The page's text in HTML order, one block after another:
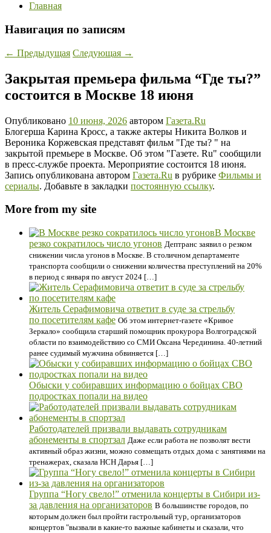
Главная
Навигация по записям
← Предыдущая Следующая →
Закрытая премьера фильма “Где ты?”
состоится в Москве 18 июня
Опубликовано 10 июня, 2026 автором Газета.Ru
Блогерша Карина Кросс, а также актеры Никита Волков и
Вероника Коржевская представят фильм "Где ты? " на
закрытой премьере в Москве. Об этом "Газете. Ru" сообщили
в пресс-службе проекта. Мероприятие состоится 18 июня.
Запись опубликована автором Газета.Ru в рубрике Фильмы и
сериалы. Добавьте в закладки постоянную ссылку.
More from my site
В Москве
резко сократилось число угонов Дептранс заявил о резком
снижении числа угонов в Москве. В столичном департаменте
транспорта сообщили о снижении количества преступлений на 20%
в период с января по август 2024 […]
Житель Серафимовича ответит в суде за стрельбу
по посетителям кафе Об этом интернет-газете «Кривое
Зеркало» сообщила старший помощник прокурора Волгоградской
области по взаимодействию со СМИ Оксана Черединина. 40-летний
ранее судимый мужчина обвиняется […]
Обыски у собиравших информацию о бойцах СВО
подростках попали на видео
Работодателей призвали выдавать сотрудникам
абонементы в спортзал Даже если работа не позволят вести
активный образ жизни, можно совмещать отдых дома с занятиями на
тренажерах, сказала НСН Дарья […]
Группа “Ногу свело!” отменила концерты в Сибири из-
за давления на организаторов В большинстве городов, по
которым должен был пройти гастрольный тур, организаторов
концертов "вызвали в какие-то важные кабинеты и сказали, что